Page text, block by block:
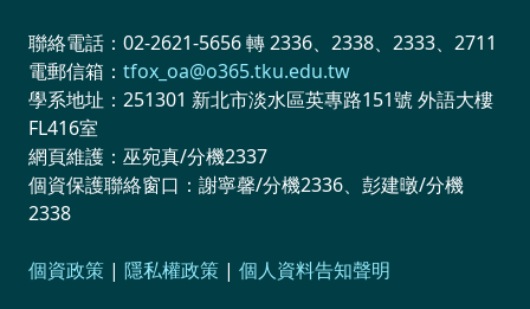
聯絡電話：02-2621-5656 轉 2336、2338、2333、2711
電郵信箱： tfox_oa@o365.tku.edu.tw
學系地址：251301 新北市淡水區英專路151號 外語大樓
FL416室
網頁維護：巫宛真/分機2337
個資保護聯絡窗口：謝寧馨/分機2336、彭建暾/分機
2338
個資政策 | 隱私權政策 | 個人資料告知聲明